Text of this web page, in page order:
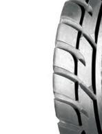
Kontakti